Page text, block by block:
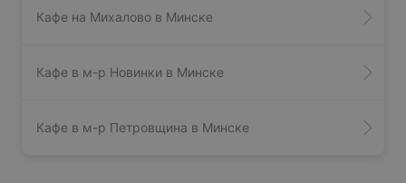
Кафе на Михалово в Минске
Кафе в м-р Новинки в Минске
Кафе в м-р Петровщина в Минске